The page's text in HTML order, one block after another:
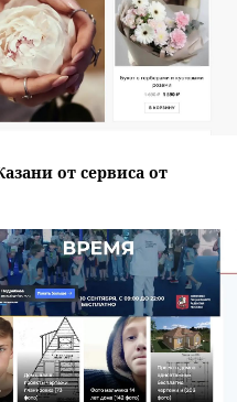
от сервиса от